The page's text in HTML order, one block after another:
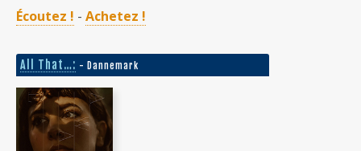
Écoutez ! - Achetez !
All That…: - Dannemark